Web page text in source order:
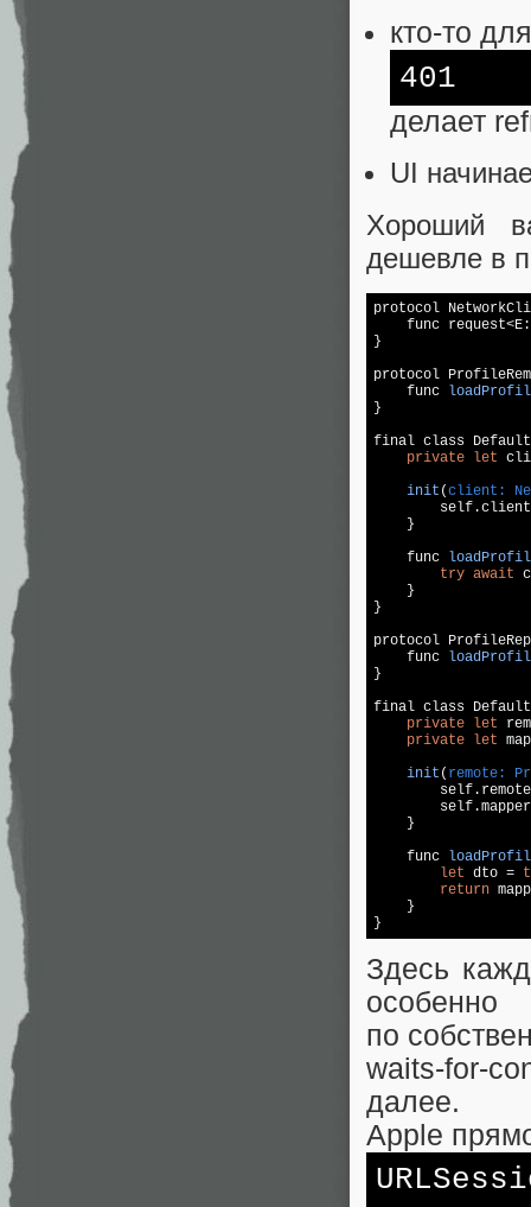
кто‑то для
401
делает
UI
Хороший
дешевле в
protocol
func
}
protocol
func
}
final class
private let
init (client:
    }
func
try await
    }
}
protocol
func
}
final class
private let
private let
init ( remote:
    }
func
let dto =
return
    }
Здесь
по
далее.
Apple